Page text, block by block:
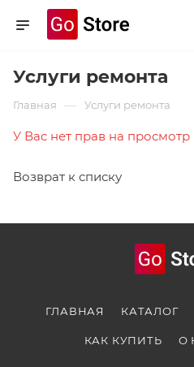
Услуги ремонта
Главная — Услуги ремонта
У Вас нет прав на просмотр
Возврат к списку
ГЛАВНАЯ КАТАЛОГ
КАК КУПИТЬ О